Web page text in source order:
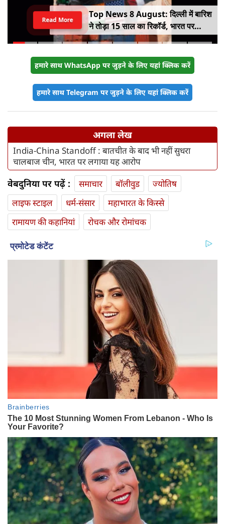
Top News 8 August: दिल्ली में बारिश
ने तोड़ा 15 साल का रिकॉर्ड, भारत पर
100% टैरिफ का खतरा; Gen Z पर कंगना
Read More
हमारे साथ WhatsApp पर जुड़ने के लिए यहां क्लिक करें
हमारे साथ Telegram पर जुड़ने के लिए यहां क्लिक करें
अगला लेख
India-China Standoff : बातचीत के बाद भी नहीं सुधरा
चालबाज चीन, भारत पर लगाया यह आरोप
वेबदुनिया पर पढ़ें : समाचार बॉलीवुड
ज्योतिष
लाइफ स्‍टाइल
धर्म-संसार
महाभारत के किस्से
रामायण की कहानियां
रोचक और रोमांचक